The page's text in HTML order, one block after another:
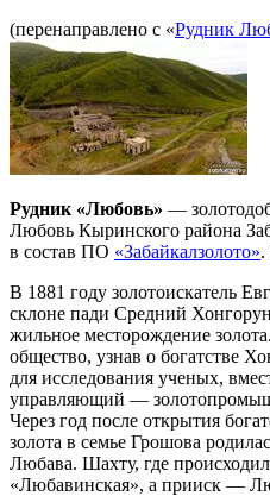
(перенаправлено с «Рудник
Рудник «Любовь» —
Любовь Кыринского района
в состав ПО «Забайкалзолото».
В 1881 году золотоискатель
склоне пади Средний
жильное месторождение
общество, узнав о богатстве
для исследования ученых,
управляющий —
Через год после открытия
золота в семье Грошова
Любава. Шахту, где
«Любавинская», а прииск —